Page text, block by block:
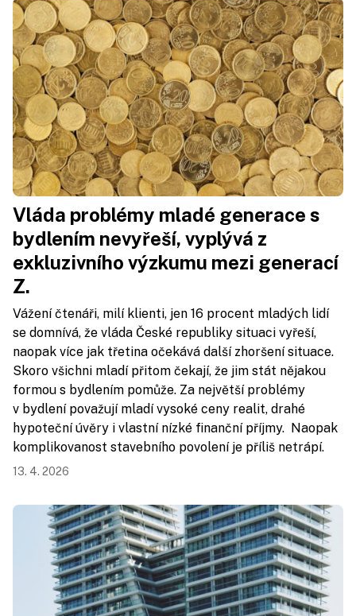
Vláda problémy mladé generace s
bydlením nevyřeší, vyplývá z
exkluzivního výzkumu mezi generací
Z.
Vážení čtenáři, milí klienti, jen 16 procent mladých lidí
se domnívá, že vláda České republiky situaci vyřeší,
naopak více jak třetina očekává další zhoršení situace.
Skoro všichni mladí přitom čekají, že jim stát nějakou
formou s bydlením pomůže. Za největší problémy
v bydlení považují mladí vysoké ceny realit, drahé
hypoteční úvěry i vlastní nízké finanční příjmy. Naopak
komplikovanost stavebního povolení je příliš netrápí.
13. 4. 2026